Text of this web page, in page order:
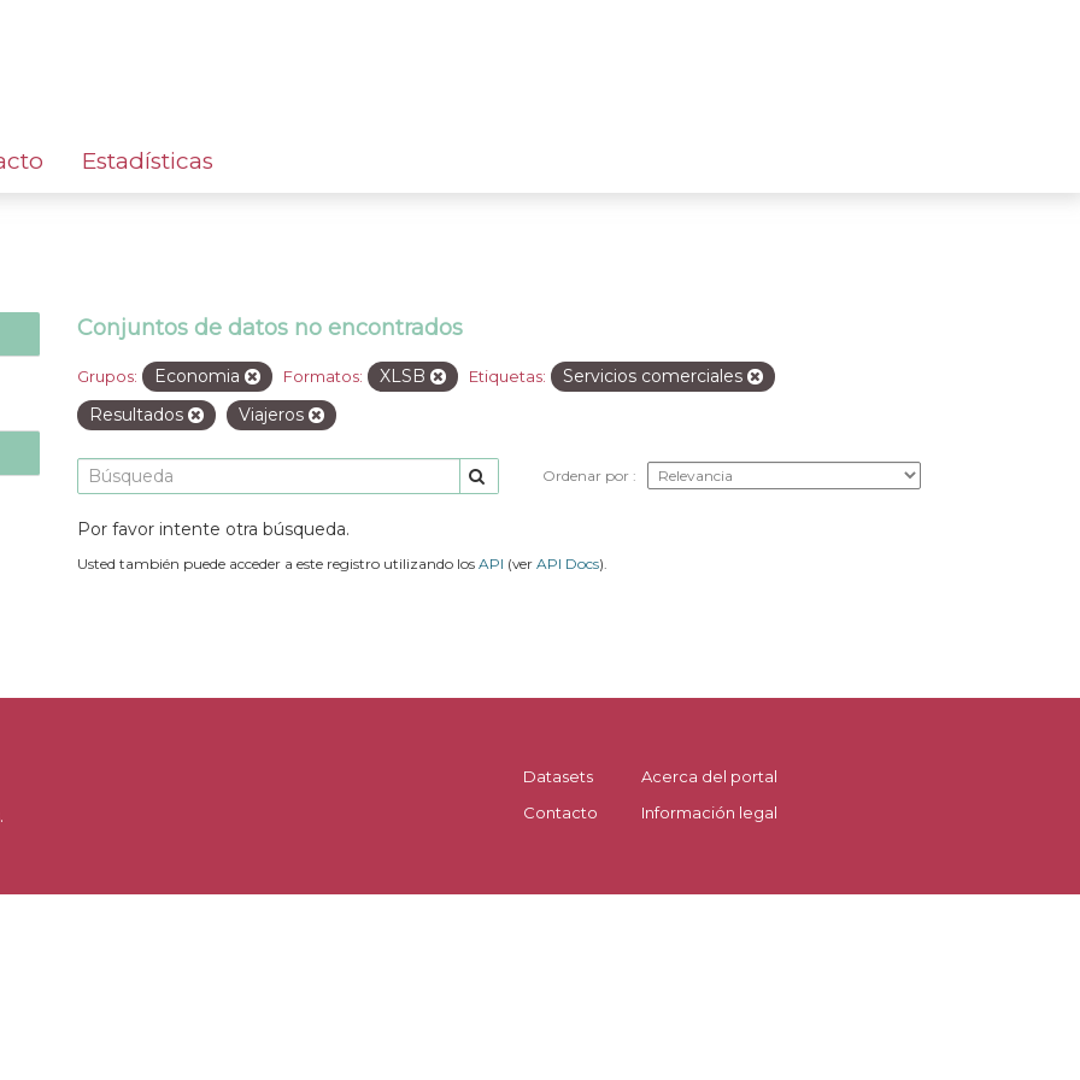
Estadísticas
Conjuntos de datos no encontrados
Grupos: Economia Formatos: XLSB Etiquetas:
Servicios comerciales
Resultados
Viajeros
Ordenar por
Por favor intente otra búsqueda.
Usted también puede acceder a este registro utilizando los API (ver API Docs).
Datasets
Contacto
Acerca del portal
Información legal